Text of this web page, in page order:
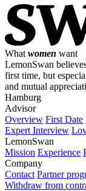
What women want
LemonSwan
first time, but
and mutual
Hamburg
Advisor
Overview First Date
Expert Interview
LemonSwan
Mission Experience
Company
Contact Partner
Withdraw from